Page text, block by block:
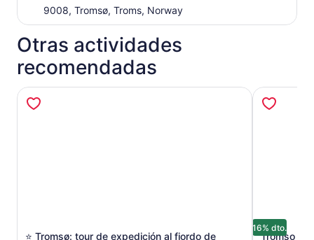
9008, Tromsø, Troms, Norway
Otras actividades
recomendadas
⭐ Tromsø: tour de expedición al fiordo de
16% dto.
Tromso